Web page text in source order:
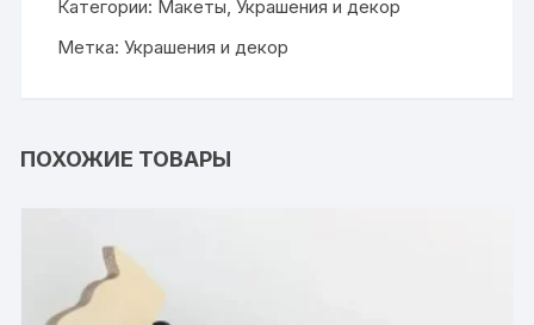
Категории: Макеты ,Украшения и декор
Метка:Украшения и декор
ПОХОЖИЕ ТОВАРЫ